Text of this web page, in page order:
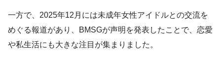
一方で、2025年12月には未成年女性アイドルとの交流を
めぐる報道があり、BMSGが声明を発表したことで、恋愛
や私生活にも大きな注目が集まりました。